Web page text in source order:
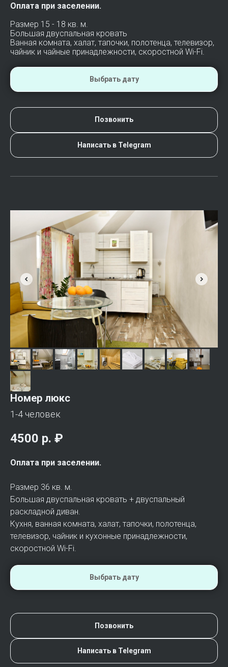
Оплата при заселении.
Размер 15 - 18 кв. м.
Большая двуспальная кровать
Ванная комната, халат, тапочки, полотенца, телевизор,
чайник и чайные принадлежности, скоростной Wi-Fi.
Выбрать дату
Позвонить
Написать в Telegram
Номер люкс
1-4 человек
4500 р. ₽
Оплата при заселении.
Размер 36 кв. м.
Большая двуспальная кровать + двуспальный
раскладной диван.
Кухня, ванная комната, халат, тапочки, полотенца,
телевизор, чайник и кухонные принадлежности,
скоростной Wi-Fi.
Выбрать дату
Позвонить
Написать в Telegram